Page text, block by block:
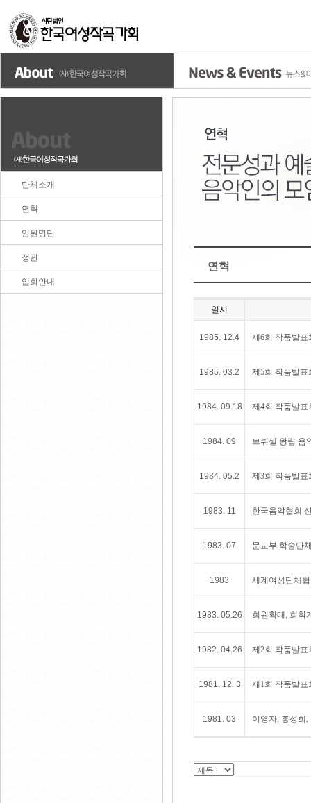
단체소개
연혁
임원명단
정관
입회안내
연혁
일시
1985. 12.4 제6회 작품발표
1985. 03.2 제5회 작품발표
1984. 09.18 제4회 작품발표
1984. 09 브뤼셀 왕립 음
1984. 05.2 제3회 작품발표
1983. 11 한국음악협회
1983. 07 문교부 학술단
1983 세계여성단체
1983. 05.26 회원확대, 회칙
1982. 04.26 제2회 작품발표
1981. 12. 3 제1회 작품발표
1981. 03 이영자, 홍성희,